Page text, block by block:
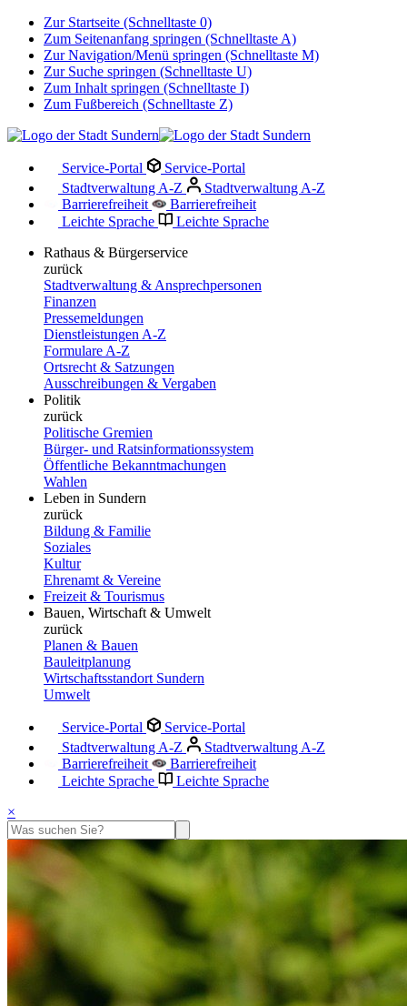
Zur Startseite (Schnelltaste 0)
Zum Seitenanfang springen (Schnelltaste A)
Zur Navigation/Menü springen (Schnelltaste M)
Zur Suche springen (Schnelltaste U)
Zum Inhalt springen (Schnelltaste I)
Zum Fußbereich (Schnelltaste Z)
Service-Portal
Service-Portal
Stadtverwaltung A-Z
Stadtverwaltung A-Z
Barrierefreiheit
Barrierefreiheit
Leichte Sprache
Leichte Sprache
Rathaus & Bürgerservice
zurück
Stadtverwaltung & Ansprechpersonen
Finanzen
Pressemeldungen
Dienstleistungen A-Z
Formulare A-Z
Ortsrecht & Satzungen
Ausschreibungen & Vergaben
Politik
zurück
Politische Gremien
Bürger- und Ratsinformationssystem
Öffentliche Bekanntmachungen
Wahlen
Leben in Sundern
zurück
Bildung & Familie
Soziales
Kultur
Ehrenamt & Vereine
Freizeit & Tourismus
Bauen, Wirtschaft & Umwelt
zurück
Planen & Bauen
Bauleitplanung
Wirtschaftsstandort Sundern
Umwelt
Service-Portal
Service-Portal
Stadtverwaltung A-Z
Stadtverwaltung A-Z
Barrierefreiheit
Barrierefreiheit
Leichte Sprache
Leichte Sprache
×